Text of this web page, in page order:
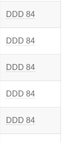
DDD 84
DDD 84
DDD 84
DDD 84
DDD 84